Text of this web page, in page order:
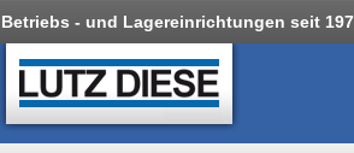
Betriebs - und Lagereinrichtungen seit